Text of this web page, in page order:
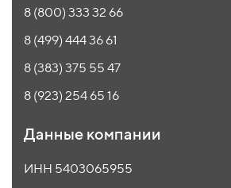
8 (800) 333 32 66
8 (499) 444 36 61
8 (383) 375 55 47
8 (923) 254 65 16
Данные компании
ИНН 5403065955